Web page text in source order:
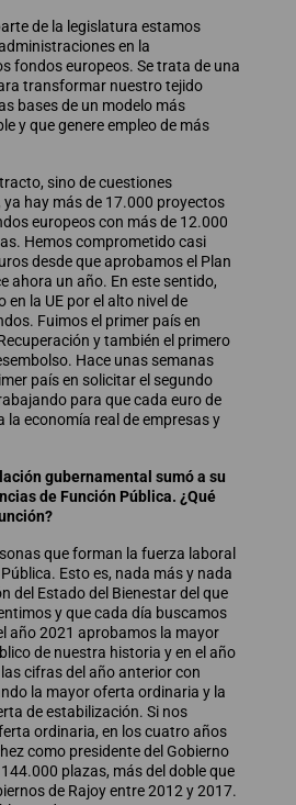
de la legislatura estamos
en la
fondos europeos. Se trata de una
transformar nuestro tejido
bases de un modelo más
y que genere empleo de más
sino de cuestiones
ya hay más de 17.000 proyectos
europeos con más de 12.000
Hemos comprometido casi
desde que aprobamos el Plan
ahora un año. En este sentido,
en la UE por el alto nivel de
Fuimos el primer país en
y también el primero
Hace unas semanas
país en solicitar el segundo
para que cada euro de
la economía real de empresas y
gubernamental sumó a su
de Función Pública. ¿Qué
que forman la fuerza laboral
Esto es, nada más y nada
del Estado del Bienestar del que
y que cada día buscamos
año 2021 aprobamos la mayor
de nuestra historia y en el año
cifras del año anterior con
la mayor oferta ordinaria y la
de estabilización. Si nos
ordinaria, en los cuatro años
como presidente del Gobierno
plazas, más del doble que
de Rajoy entre 2012 y 2017.